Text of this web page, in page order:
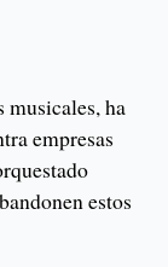
musicales, ha
empresas
estos